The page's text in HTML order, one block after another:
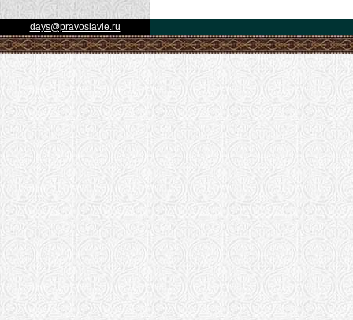
days@pravoslavie.ru